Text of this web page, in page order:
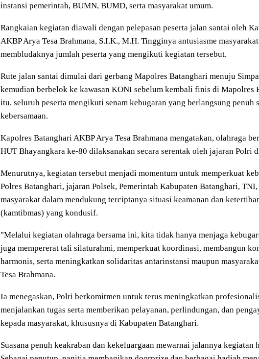
instansi pemerintah, BUMN, BUMD, serta masyarakat umum.
Rangkaian kegiatan diawali dengan pelepasan peserta jalan santai oleh
AKBP Arya Tesa Brahmana, S.I.K., M.H. Tingginya antusiasme
membludaknya jumlah peserta yang mengikuti kegiatan tersebut.
Rute jalan santai dimulai dari gerbang Mapolres Batanghari menuju
kemudian berbelok ke kawasan KONI sebelum kembali finis di Mapolres
itu, seluruh peserta mengikuti senam kebugaran yang berlangsung penuh
kebersamaan.
Kapolres Batanghari AKBP Arya Tesa Brahmana mengatakan, olahraga
HUT Bhayangkara ke-80 dilaksanakan secara serentak oleh jajaran Polri
Menurutnya, kegiatan tersebut menjadi momentum untuk memperkuat
Polres Batanghari, jajaran Polsek, Pemerintah Kabupaten Batanghari,
masyarakat dalam mendukung terciptanya situasi keamanan dan
(kamtibmas) yang kondusif.
"Melalui kegiatan olahraga bersama ini, kita tidak hanya menjaga
juga mempererat tali silaturahmi, memperkuat koordinasi, membangun
harmonis, serta meningkatkan solidaritas antarinstansi maupun
Tesa Brahmana.
Ia menegaskan, Polri berkomitmen untuk terus meningkatkan
menjalankan tugas serta memberikan pelayanan, perlindungan, dan
kepada masyarakat, khususnya di Kabupaten Batanghari.
Suasana penuh keakraban dan kekeluargaan mewarnai jalannya kegiatan